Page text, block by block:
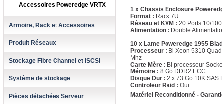
Accessoires Poweredge VRTX
Armoire, Rack et Accessoires
Produit Réseaux
Stockage Fibre Channel et iSCSI
Système de stockage
Pièces détachées Serveur
1 x Chassis Enclosure
Format : Rack 7U
Réseau et KVM : 20 Ports 10/
Alimentation : Double
10 x Lame Poweredge 1955
Processeur : Bi Xeon 5310
Mhz
Carte Mère : Bi processeur
Mémoire : 8 Go DDR2 ECC
Disque Dur : 2 x 73 Go 10K SAS
Controleur Raid : Oui
Matériel Reconditionné -